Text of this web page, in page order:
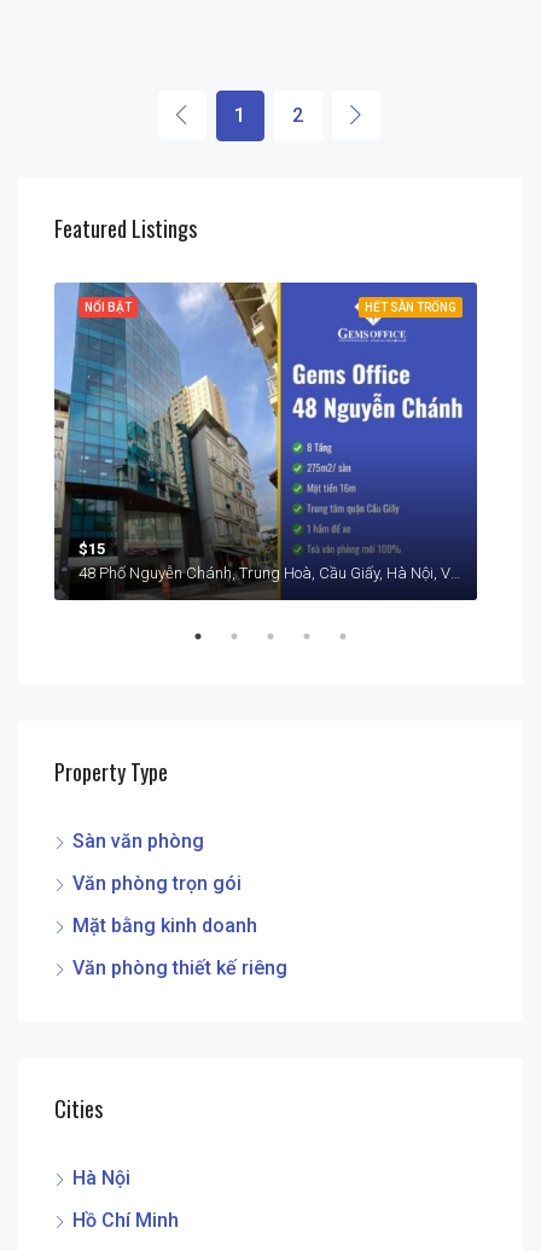
1 2
Featured Listings
HẾT SÀN TRỐNG
NỔI BẬT
$15
Property Type
Sàn văn phòng
Văn phòng trọn gói
Mặt bằng kinh doanh
Văn phòng thiết kế riêng
Cities
Hà Nội
Hồ Chí Minh